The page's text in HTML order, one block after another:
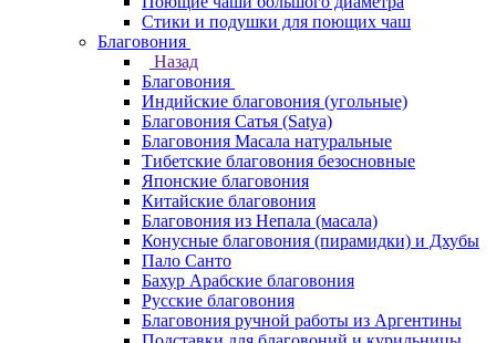
Стики и подушки для поющих чаш
Благовония
Назад
Благовония
Индийские благовония (угольные)
Благовония Сатья (Satya)
Благовония Масала натуральные
Тибетские благовония безосновные
Японские благовония
Китайские благовония
Благовония из Непала (масала)
Конусные благовония (пирамидки) и Дхубы
Пало Санто
Бахур Арабские благовония
Русские благовония
Благовония ручной работы из Аргентины